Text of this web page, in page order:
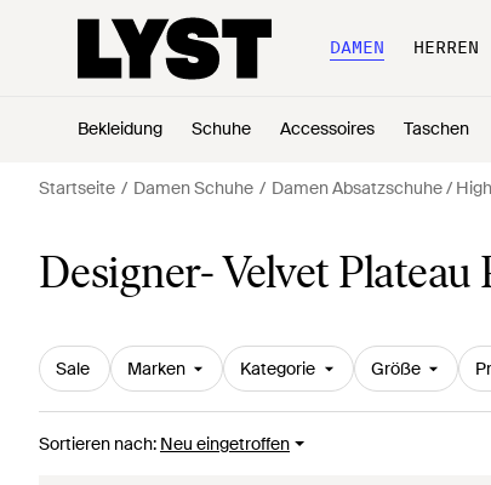
DAMEN HERREN
Bekleidung Schuhe Accessoires Taschen
Startseite Damen Schuhe Damen Absatzschuhe /
Designer- Velvet
Sale Marken Kategorie Größe
Sortieren nach: Neu eingetroffen